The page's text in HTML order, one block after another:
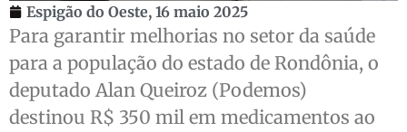
Espigão do Oeste, 16 maio 2025
Para garantir melhorias no setor da saúde
para a população do estado de Rondônia, o
deputado Alan Queiroz (Podemos)
destinou R$ 350 mil em medicamentos ao